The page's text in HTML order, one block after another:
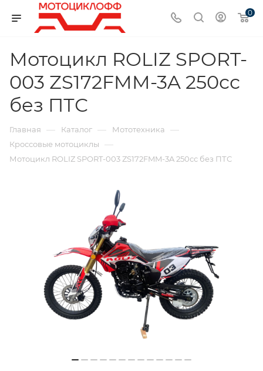
0
Мотоцикл ROLIZ SPORT-
003 ZS172FMM-3A 250сс
без ПТС
Главная — Каталог — Мототехника —
Кроссовые мотоциклы —
Мотоцикл ROLIZ SPORT-003 ZS172FMM-3A 250сс без ПТС